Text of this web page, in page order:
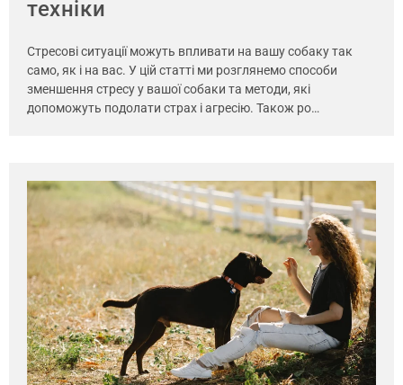
техніки
Стресові ситуації можуть впливати на вашу собаку так
само, як і на вас. У цій статті ми розглянемо способи
зменшення стресу у вашої собаки та методи, які
допоможуть подолати страх і агресію. Також ро…